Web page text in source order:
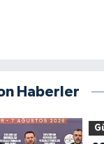
Haberler